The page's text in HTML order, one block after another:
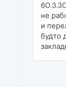
не
и
будто